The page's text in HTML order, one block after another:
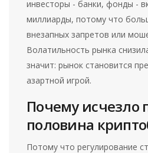
инвесторы - банки, фонды -
миллиарды, потому что
внезапных запретов или
Волатильность рынка
значит: рынок становится
азартной игрой.
Почему исчезло
половина
Потому что регулирование